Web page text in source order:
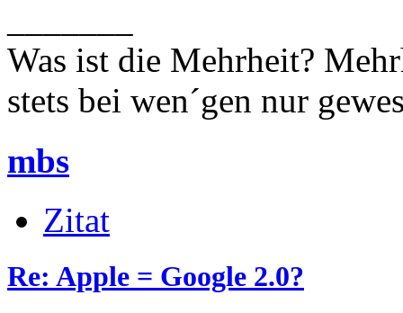
Was ist die Mehrheit?
stets bei wen´gen nur
mbs
Zitat
Re: Apple = Google 2.0?